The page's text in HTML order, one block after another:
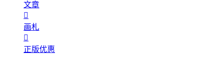
文章

画札

正版优惠